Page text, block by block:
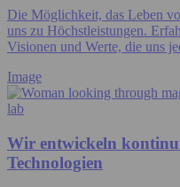
Die Möglichkeit, das Leben
uns zu Höchstleistungen.
Visionen und Werte, die uns
Image
Wir entwickeln
Technologien